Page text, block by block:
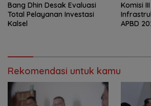
‎Bang Dhin Desak Evaluasi
Total Pelayanan Investasi
Kalsel
‎Komisi
APBD
Rekomendasi untuk kamu